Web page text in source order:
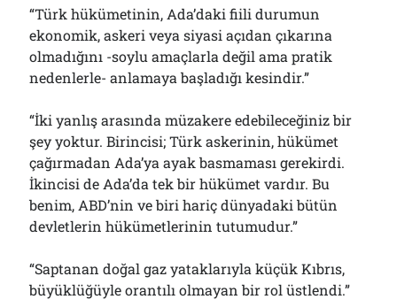
“Türk hükümetinin, Ada’daki fiili durumun
ekonomik, askeri veya siyasi açıdan çıkarına
olmadığını -soylu amaçlarla değil ama pratik
nedenlerle- anlamaya başladığı kesindir.”
“İki yanlış arasında müzakere edebileceğiniz bir
şey yoktur. Birincisi; Türk askerinin, hükümet
çağırmadan Ada’ya ayak basmaması gerekirdi.
İkincisi de Ada’da tek bir hükümet vardır. Bu
benim, ABD’nin ve biri hariç dünyadaki bütün
devletlerin hükümetlerinin tutumudur.”
“Saptanan doğal gaz yataklarıyla küçük Kıbrıs,
büyüklüğüyle orantılı olmayan bir rol üstlendi.”